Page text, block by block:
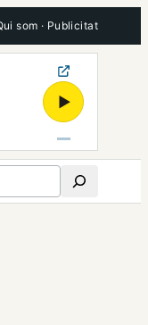
som · Publicitat
▶